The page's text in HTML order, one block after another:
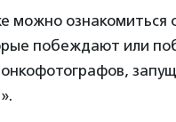
можно ознакомиться
побеждают или